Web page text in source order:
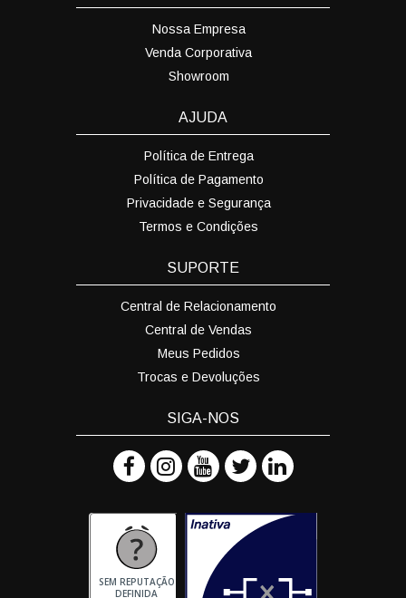
Nossa Empresa
Venda Corporativa
Showroom
AJUDA
Política de Entrega
Política de Pagamento
Privacidade e Segurança
Termos e Condições
SUPORTE
Central de Relacionamento
Central de Vendas
Meus Pedidos
Trocas e Devoluções
SIGA-NOS
SEM REPUTAÇÃO
DEFINIDA